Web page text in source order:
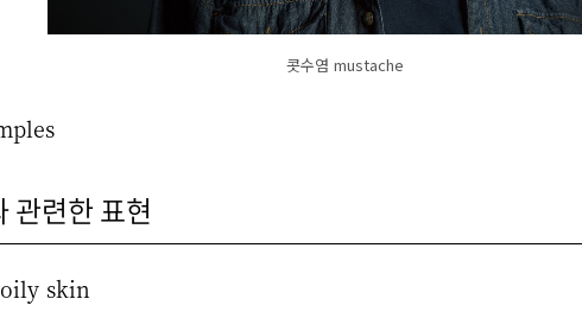
콧수염 mustache
관련한 표현
oily skin